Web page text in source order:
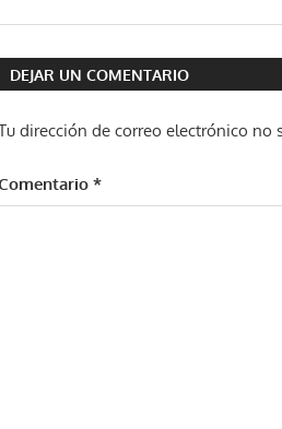
DEJAR UN COMENTARIO
dirección de correo electrónico no
*